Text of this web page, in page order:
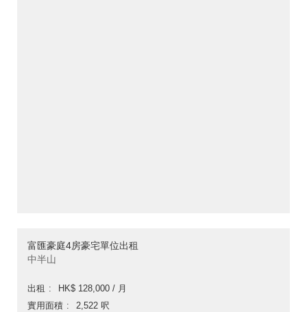
富匯豪庭4房豪宅單位出租
中半山
出租
HK$ 128,000 / 月
實用面積
2,522 呎